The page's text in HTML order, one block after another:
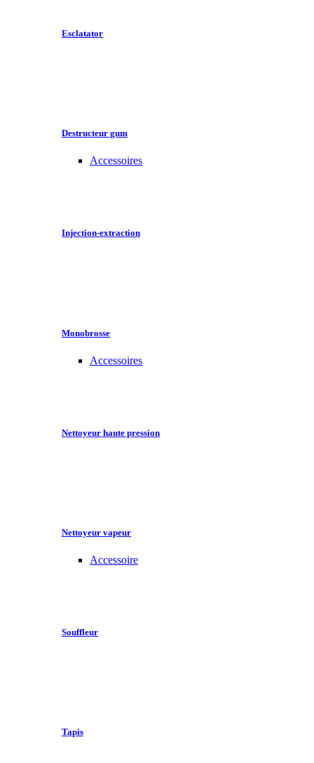
Esclatator
Destructeur gum
Accessoires
Injection-extraction
Monobrosse
Accessoires
Nettoyeur haute pression
Nettoyeur vapeur
Accessoire
Souffleur
Tapis